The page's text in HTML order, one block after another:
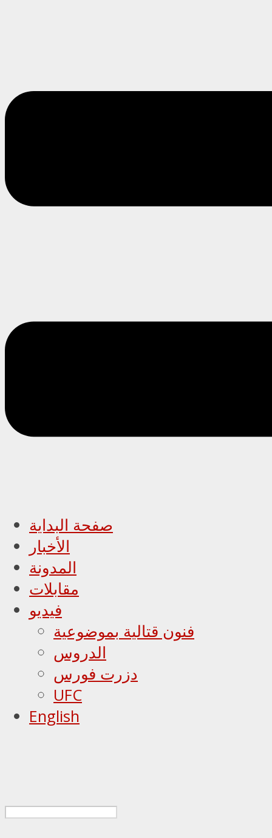
صفحة البداية
الأخبار
المدونة
مقابلات
فيديو
فنون قتالية بموضوعية
الدروس
دزرت فورس
UFC
English